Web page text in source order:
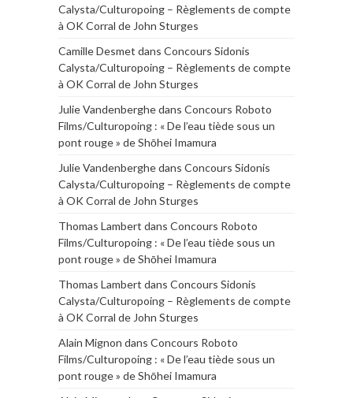
Calysta/Culturopoing – Règlements de compte
à OK Corral de John Sturges
Camille Desmet dans Concours Sidonis
Calysta/Culturopoing – Règlements de compte
à OK Corral de John Sturges
Julie Vandenberghedans Concours Roboto
Films/Culturopoing : « De l’eau tiède sous un
pont rouge » de Shōhei Imamura
Julie Vandenberghedans Concours Sidonis
Calysta/Culturopoing – Règlements de compte
à OK Corral de John Sturges
Thomas Lambert dans Concours Roboto
Films/Culturopoing : « De l’eau tiède sous un
pont rouge » de Shōhei Imamura
Thomas Lambert dans Concours Sidonis
Calysta/Culturopoing – Règlements de compte
à OK Corral de John Sturges
Alain Mignon dans Concours Roboto
Films/Culturopoing : « De l’eau tiède sous un
pont rouge » de Shōhei Imamura